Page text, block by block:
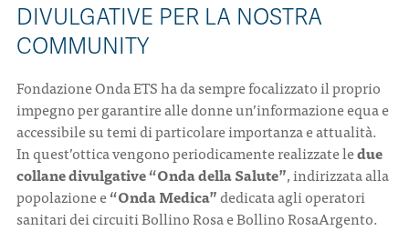
DIVULGATIVE PER LA NOSTRA
COMMUNITY
Fondazione Onda ETS ha da sempre focalizzato il proprio
impegno per garantire alle donne un’informazione equa e
accessibile su temi di particolare importanza e attualità.
In quest’ottica vengono periodicamente realizzate ledue
collane divulgative “Onda della Salute”, indirizzata alla
popolazione e“Onda Medica”dedicata agli operatori
sanitari dei circuiti Bollino Rosa e Bollino RosaArgento.